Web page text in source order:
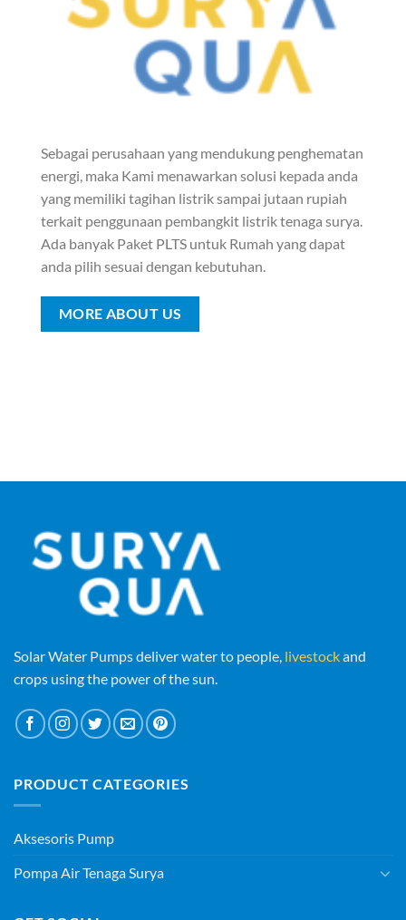
Sebagai perusahaan yang mendukung penghematan
energi, maka Kami menawarkan solusi kepada anda
yang memiliki tagihan listrik sampai jutaan rupiah
terkait penggunaan pembangkit listrik tenaga surya.
Ada banyak Paket PLTS untuk Rumah yang dapat
anda pilih sesuai dengan kebutuhan.
MORE ABOUT US
Solar Water Pumps deliver water to people, livestockand
crops using the power of the sun.
PRODUCT CATEGORIES
Aksesoris Pump
Pompa Air Tenaga Surya